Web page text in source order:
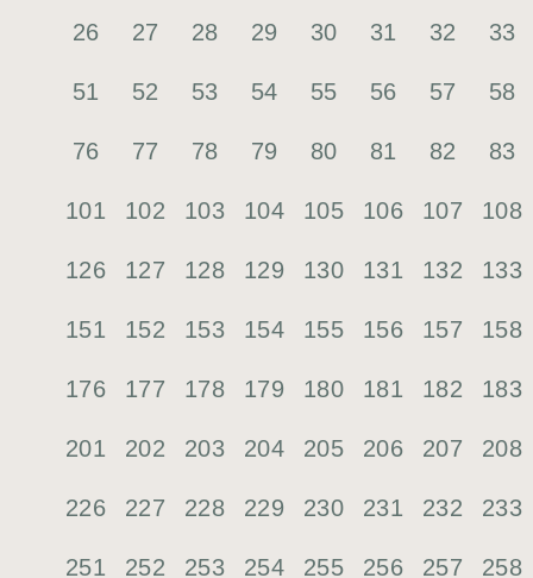
26 27 28 29 30 31 32 33
51 52 53 54 55 56 57 58
76 77 78 79 80 81 82 83
101 102 103 104 105 106 107 108
126 127 128 129 130 131 132 133
151 152 153 154 155 156 157 158
176 177 178 179 180 181 182 183
201 202 203 204 205 206 207 208
226 227 228 229 230 231 232 233
251 252 253 254 255 256 257 258